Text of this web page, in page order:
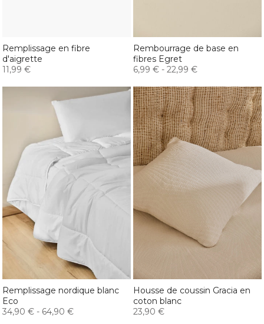
Remplissage en fibre
d'aigrette
11,99 €
Rembourrage de base en
fibres Egret
6,99 € - 22,99 €
Remplissage nordique blanc
Eco
34,90 € - 64,90 €
Housse de coussin Gracia en
coton blanc
23,90 €